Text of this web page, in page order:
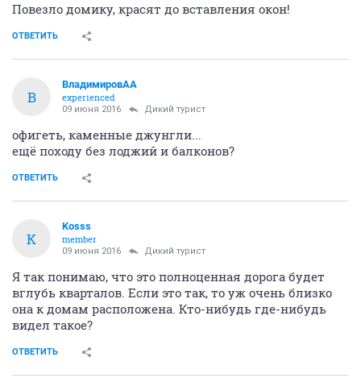
Повезло домику, красят до вставления окон!
ОТВЕТИТЬ
В
ВладимировАА
experienced
09 июня 2016 Дикий турист
офигеть, каменные джунгли...
ещё походу без лоджий и балконов?
ОТВЕТИТЬ
K
Kosss
member
09 июня 2016 Дикий турист
Я так понимаю, что это полноценная дорога будет
вглубь кварталов. Если это так, то уж очень близко
она к домам расположена. Кто-нибудь где-нибудь
видел такое?
ОТВЕТИТЬ